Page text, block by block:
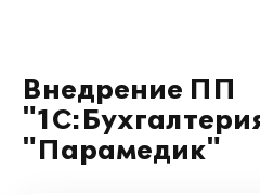
Внедрение ПП
"Парамедик"